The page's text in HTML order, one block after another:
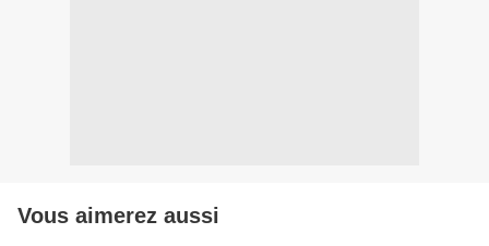
Vous aimerez aussi